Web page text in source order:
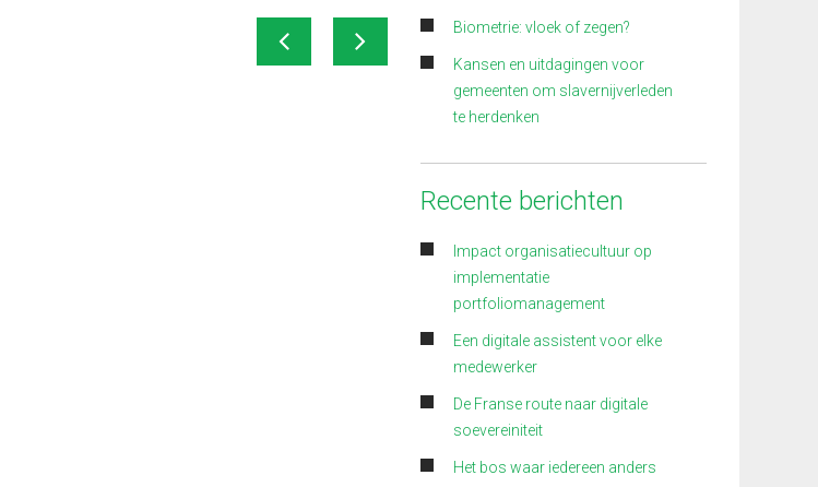
Biometrie: vloek of zegen?
Kansen en uitdagingen voor
gemeenten om slavernijverleden
te herdenken
Recente berichten
Impact organisatiecultuur op
implementatie
portfoliomanagement
Een digitale assistent voor elke
medewerker
De Franse route naar digitale
soevereiniteit
Het bos waar iedereen anders